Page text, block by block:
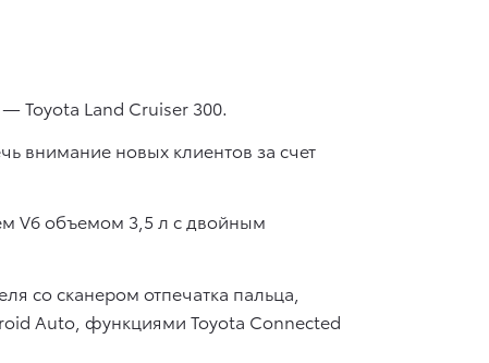
Toyota Land Cruiser 300.
внимание новых клиентов за счет
V6 объемом 3,5 л с двойным
со сканером отпечатка пальца,
Auto, функциями Toyota Connected